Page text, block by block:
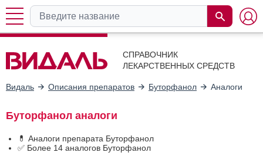
СПРАВОЧНИК
ЛЕКАРСТВЕННЫХ СРЕДСТВ
Видаль Описания препаратов Буторфанол Аналоги
Буторфанол аналоги
💊 Аналоги препарата Буторфанол
✅ Более 14 аналогов Буторфанол